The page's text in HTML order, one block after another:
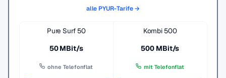
alle PYUR-Tarife →
Pure Surf 50
50 MBit/s
ohne Telefonflat
Kombi 500
500 MBit/s
mit Telefonflat